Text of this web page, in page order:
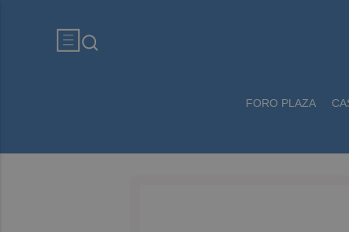
FORO PLAZA